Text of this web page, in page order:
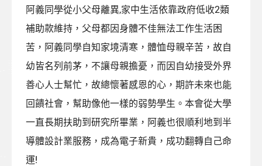
阿義同學從小父母離異,家中生活依靠政府低收2類
補助款維持，父母都因身體不佳無法工作生活困
苦，阿義同學自知家境清寒，體恤母親辛苦，故自
幼皆名列前茅，不讓母親擔憂，而因自幼接受外界
善心人士幫忙，故總懷著感恩的心，期許未來也能
回饋社會，幫助像他一樣的弱勢學生。本會從大學
一直長期扶助到研究所畢業，阿義也很順利地到半
導體設計業服務，成為電子新貴，成功翻轉自己命
運!